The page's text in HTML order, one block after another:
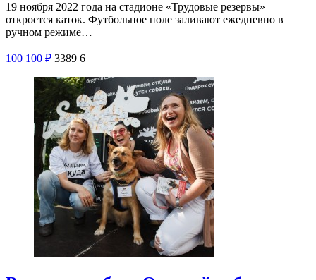
19 ноября 2022 года на стадионе «Трудовые резервы»
откроется каток. Футбольное поле заливают ежедневно в
ручном режиме…
100 100 ₽ 3389 6